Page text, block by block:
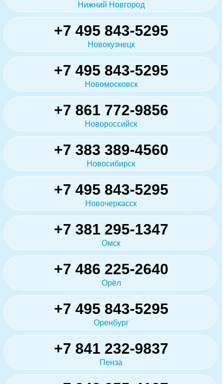
Нижний Новгород
+7 495 843-5295
Новокузнецк
+7 495 843-5295
Новомосковск
+7 861 772-9856
Новороссийск
+7 383 389-4560
Новосибирск
+7 495 843-5295
Новочеркасск
+7 381 295-1347
Омск
+7 486 225-2640
Орёл
+7 495 843-5295
Оренбург
+7 841 232-9837
Пенза